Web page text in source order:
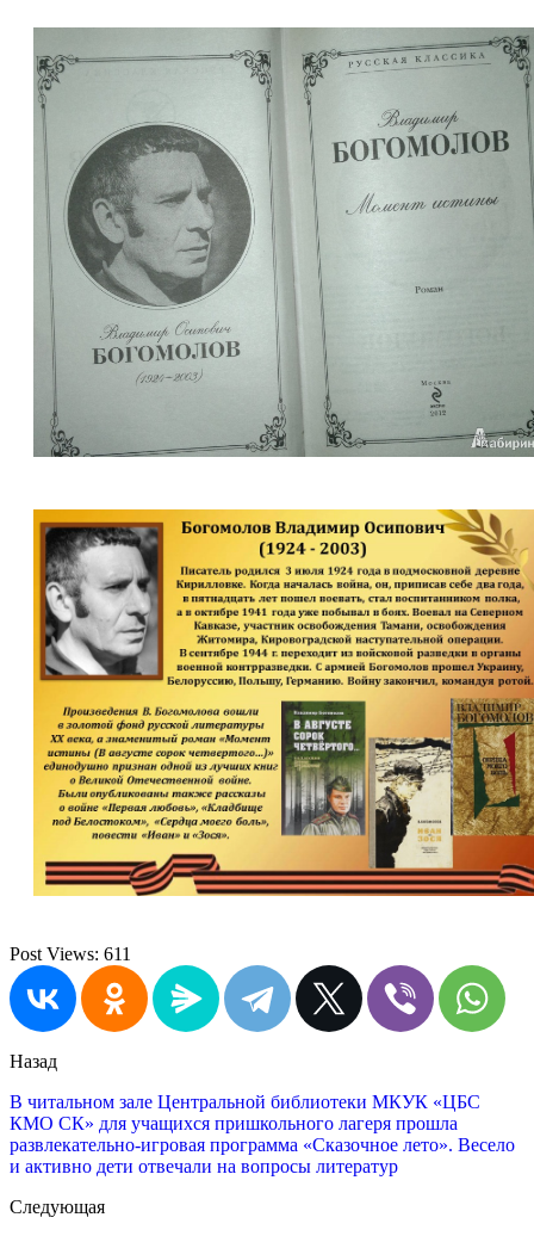
Post Views: 611
Назад
В читальном зале Центральной библиотеки МКУК «ЦБС
КМО СК» для учащихся пришкольного лагеря прошла
развлекательно-игровая программа «Сказочное лето». Весело
и активно дети отвечали на вопросы литератур
Следующая